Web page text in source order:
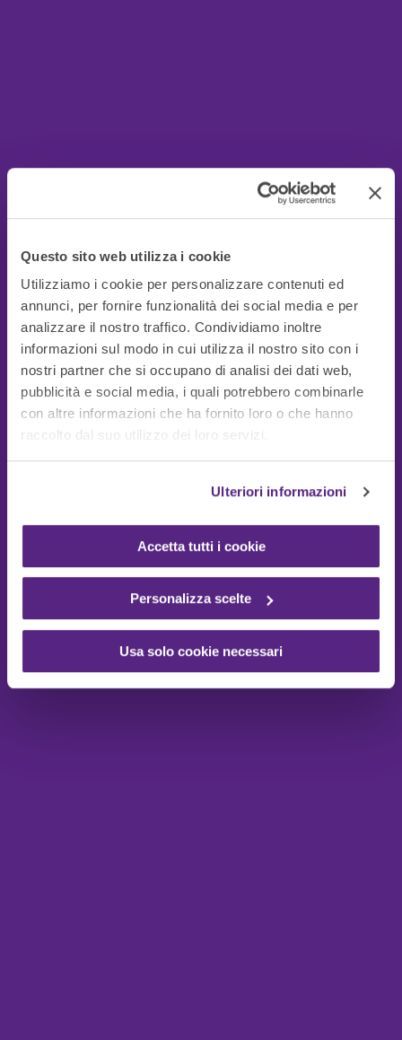
Questo sito web utilizza i cookie
Utilizziamo i cookie per personalizzare contenuti ed
annunci, per fornire funzionalità dei social media e per
analizzare il nostro traffico. Condividiamo inoltre
informazioni sul modo in cui utilizza il nostro sito con i
nostri partner che si occupano di analisi dei dati web,
pubblicità e social media, i quali potrebbero combinarle
con altre informazioni che ha fornito loro o che hanno
raccolto dal suo utilizzo dei loro servizi.
Ulteriori informazioni
Accetta tutti i cookie
Personalizza scelte
Usa solo cookie necessari
Guide Utili